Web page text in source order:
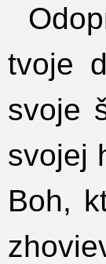
tvoje
svoje
svojej
Boh,